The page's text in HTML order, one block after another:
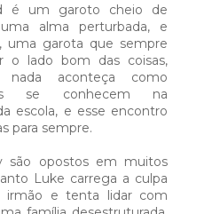
é um garoto cheio de
alma perturbada, e
uma garota que sempre
o lado bom das coisas,
aconteça como
se conhecem na
escola, e esse encontro
para sempre.⁣
são opostos em muitos
Luke carrega a culpa
irmão e tenta lidar com